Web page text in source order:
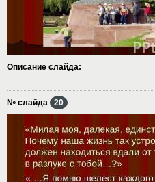
Описание слайда:
№ слайда 20